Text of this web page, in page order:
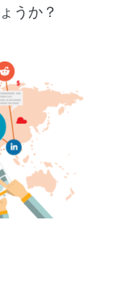
うか？